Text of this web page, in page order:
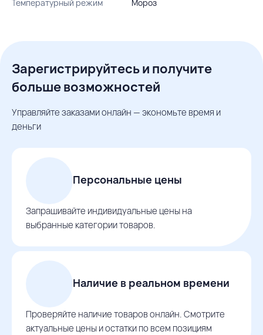
Температурный режим Мороз
Зарегистрируйтесь и получите
больше возможностей
Управляйте заказами онлайн — экономьте время и
деньги
Персональные цены
Запрашивайте индивидуальные цены на
выбранные категории товаров.
Наличие в реальном времени
Проверяйте наличие товаров онлайн. Смотрите
актуальные цены и остатки по всем позициям